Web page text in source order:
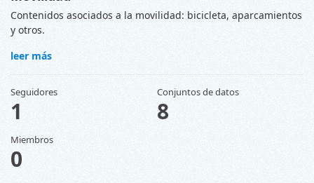
Contenidos asociados a la movilidad: bicicleta, aparcamientos
y otros.
leer más
Seguidores
1
Conjuntos de datos
8
Miembros
0